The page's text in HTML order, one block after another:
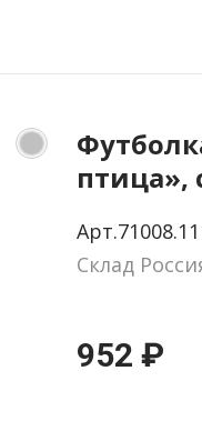
птица»,
Склад
952 ₽